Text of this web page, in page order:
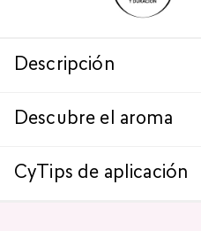
Descripción
Descubre el aroma
CyTips de aplicación